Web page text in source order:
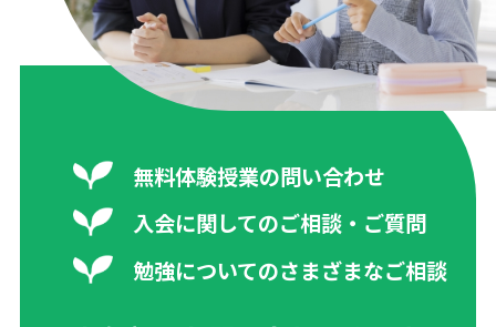
無料体験授業の問い合わせ
入会に関してのご相談・ご質問
勉強についてのさまざまなご相談